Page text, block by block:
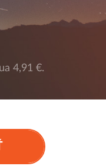
4,91 €.